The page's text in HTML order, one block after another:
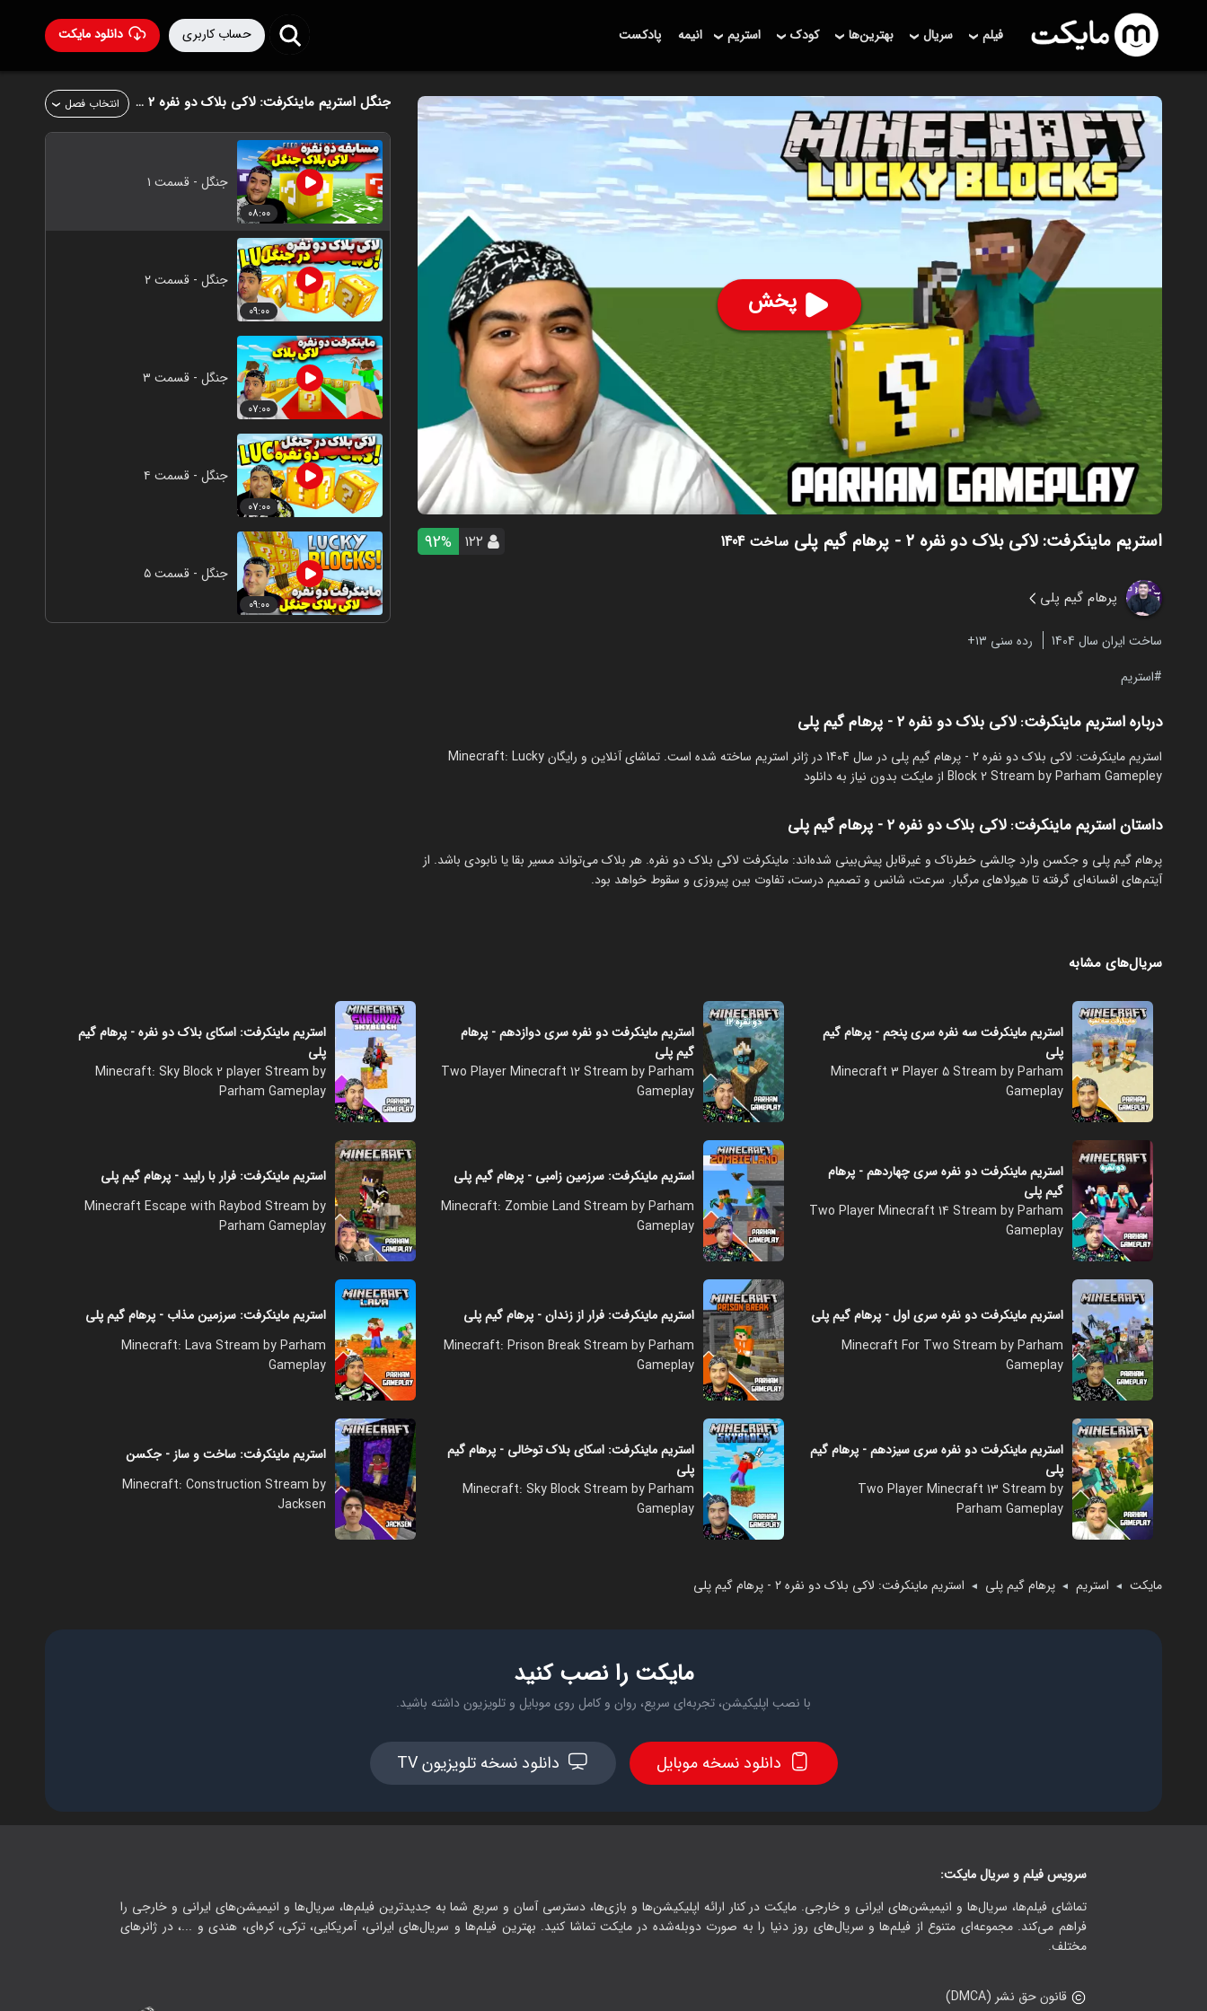
دانلود مایکت حساب کاربری فیلم سریال بهترین‌ها کودک استریم انیمه پادکست
پخش
استریم ماینکرفت: لاکی بلاک دو نفره ۲ - پرهام گیم پلی ساخت 1404 ۱۲۲ 92%
پرهام گیم پلی
ساخت ایران سال 1404
رده سنی ۱۳+
استریم
درباره استریم ماینکرفت: لاکی بلاک دو نفره ۲ - پرهام گیم پلی
استریم ماینکرفت: لاکی بلاک دو نفره ۲ - پرهام گیم پلی در سال 1404 در ژانر استریم ساخته شده است. تماشای آنلاین و رایگان Minecraft: Lucky
Block 2 Stream by Parham Gamepley از مایکت بدون نیاز به دانلود
داستان استریم ماینکرفت: لاکی بلاک دو نفره ۲ - پرهام گیم پلی
‏پرهام گیم پلی و جکسن وارد چالشی خطرناک و غیرقابل پیش‌بینی شده‌اند: ماینکرفت لاکی بلاک دو نفره. هر بلاک می‌تواند مسیر بقا یا نابودی باشد. از
آیتم‌های افسانه‌ای گرفته تا هیولاهای مرگبار. سرعت، شانس و تصمیم درست، تفاوت بین پیروزی و سقوط خواهد بود.
جنگل استریم ماینکرفت: لاکی بلاک دو نفره ۲ - پرهام گیم پلی انتخاب فصل
۰۸:۰۰
جنگل - قسمت ۱
۰۹:۰۰
جنگل - قسمت ۲
۰۷:۰۰
جنگل - قسمت ۳
۰۷:۰۰
جنگل - قسمت ۴
۰۹:۰۰
جنگل - قسمت ۵
سریال‌های مشابه
استریم ماینکرفت سه نفره سری پنجم - پرهام گیم
پلی
Minecraft 3 Player 5 Stream by Parham
Gameplay
استریم ماینکرفت دو نفره سری دوازدهم - پرهام
گیم پلی
Two Player Minecraft 12 Stream by Parham
Gameplay
استریم ماینکرفت: اسکای بلاک دو نفره - پرهام گیم
پلی
Minecraft: Sky Block 2 player Stream by
Parham Gameplay
استریم ماینکرفت دو نفره سری چهاردهم - پرهام
گیم پلی
Two Player Minecraft 14 Stream by Parham
Gameplay
استریم ماینکرفت: سرزمین زامبی - پرهام گیم پلی
Minecraft: Zombie Land Stream by Parham
Gameplay
استریم ماینکرفت: فرار با رایبد - پرهام گیم پلی
Minecraft Escape with Raybod Stream by
Parham Gameplay
استریم ماینکرفت دو نفره سری اول - پرهام گیم پلی
Minecraft For Two Stream by Parham
Gameplay
استریم ماینکرفت: فرار از زندان - پرهام گیم پلی
Minecraft: Prison Break Stream by Parham
Gameplay
استریم ماینکرفت: سرزمین مذاب - پرهام گیم پلی
Minecraft: Lava Stream by Parham
Gameplay
استریم ماینکرفت دو نفره سری سیزدهم - پرهام گیم
پلی
Two Player Minecraft 13 Stream by
Parham Gameplay
استریم ماینکرفت: اسکای بلاک توخالی - پرهام گیم
پلی
Minecraft: Sky Block Stream by Parham
Gameplay
استریم ماینکرفت: ساخت و ساز - جکسن
Minecraft: Construction Stream by
Jacksen
مایکت ◄ استریم ◄ پرهام گیم پلی ◄ استریم ماینکرفت: لاکی بلاک دو نفره ۲ - پرهام گیم پلی
مایکت را نصب کنید
با نصب اپلیکیشن، تجربه‌ای سریع، روان و کامل روی موبایل و تلویزیون داشته باشید.
دانلود نسخه موبایل دانلود نسخه تلویزیون TV
سرویس فیلم و سریال مایکت:
تماشای فیلم‌ها، سریال‌ها و انیمیشن‌های ایرانی و خارجی. مایکت در کنار ارائه اپلیکیشن‌ها و بازی‌ها، دسترسی آسان و سریع شما به جدیدترین فیلم‌ها، سریال‌ها و انیمیشن‌های ایرانی و خارجی را
فراهم می‌کند. مجموعه‌ای متنوع از فیلم‌ها و سریال‌های روز دنیا را به صورت دوبله‌شده در مایکت تماشا کنید. بهترین فیلم‌ها و سریال‌های ایرانی، آمریکایی، ترکی، کره‌ای، هندی و ...، در ژانرهای
مختلف.
قانون حق نشر (DMCA)